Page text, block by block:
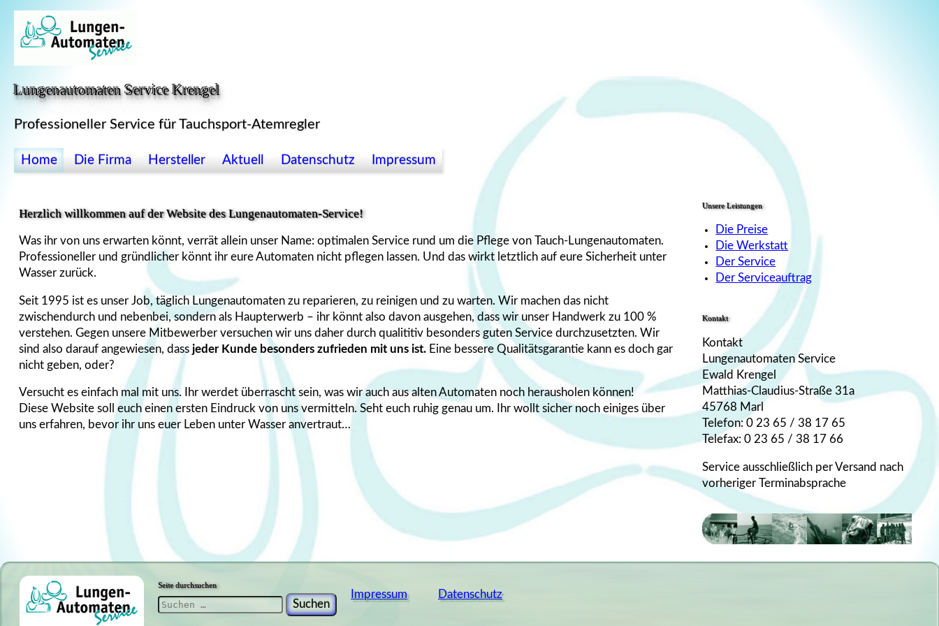
Zum Inhalt springen
Lungenautomaten Service Krengel
Professioneller Service für Tauchsport-Atemregler
Home Die Firma Hersteller Aktuell Datenschutz Impressum
Herzlich willkommen auf der Website des Lungenautomaten-Service!
Was ihr von uns erwarten könnt, verrät allein unser Name: optimalen Service rund um die Pflege von Tauch-Lungenautomaten.
Professioneller und gründlicher könnt ihr eure Automaten nicht pflegen lassen. Und das wirkt letztlich auf eure Sicherheit unter
Wasser zurück.
Seit 1995 ist es unser Job, täglich Lungenautomaten zu reparieren, zu reinigen und zu warten. Wir machen das nicht
zwischendurch und nebenbei, sondern als Haupterwerb – ihr könnt also davon ausgehen, dass wir unser Handwerk zu 100 %
verstehen. Gegen unsere Mitbewerber versuchen wir uns daher durch qualititiv besonders guten Service durchzusetzten. Wir
sind also darauf angewiesen, dass jeder Kunde besonders zufrieden mit uns ist. Eine bessere Qualitätsgarantie kann es doch gar
nicht geben, oder?
Versucht es einfach mal mit uns. Ihr werdet überrascht sein, was wir auch aus alten Automaten noch herausholen können!
Diese Website soll euch einen ersten Eindruck von uns vermitteln. Seht euch ruhig genau um. Ihr wollt sicher noch einiges über
uns erfahren, bevor ihr uns euer Leben unter Wasser anvertraut…
Unsere Leistungen
Die Preise
Die Werkstatt
Der Service
Der Serviceauftrag
Kontakt
Kontakt
Lungenautomaten Service
Ewald Krengel
Matthias-Claudius-Straße 31a
45768 Marl
Telefon: 0 23 65 / 38 17 65
Telefax: 0 23 65 / 38 17 66
Service ausschließlich per Versand nach
vorheriger Terminabsprache
Seite durchsuchen
Suchen nach: Impressum Datenschutz